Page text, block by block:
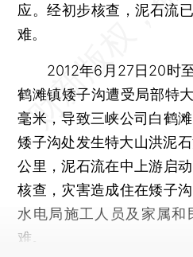
应。经初步核查，泥石流
难。
2012年6月27日20时至
鹤滩镇矮子沟遭受局部特
毫米，导致三峡公司白鹤
矮子沟处发生特大山洪泥
公里，泥石流在中上游启
核查，灾害造成住在矮子
水电局施工人员及家属
难。